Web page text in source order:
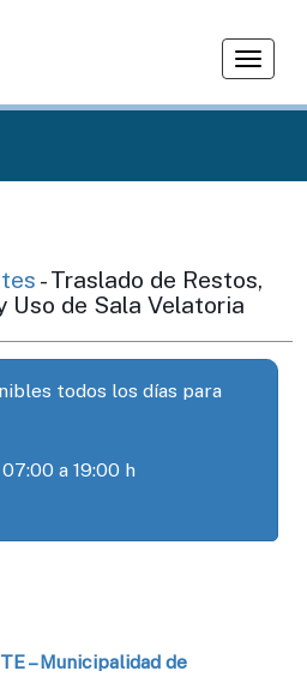
T
g
v
- Traslado de Restos,
Uso de Sala Velatoria
todos los días para
a 19:00 h
– Municipalidad de